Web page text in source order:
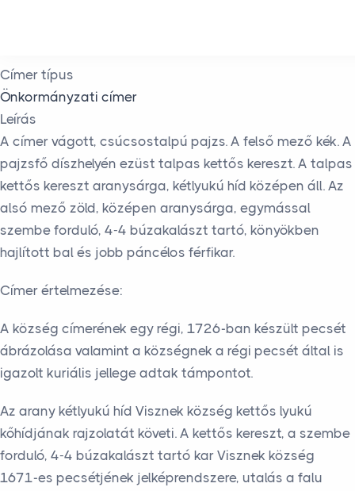
Címer típus
Önkormányzati címer
Leírás
A címer vágott, csúcsostalpú pajzs. A felső mező kék. A
pajzsfő díszhelyén ezüst talpas kettős kereszt. A talpas
kettős kereszt aranysárga, kétlyukú híd középen áll. Az
alsó mező zöld, középen aranysárga, egymással
szembe forduló, 4-4 búzakalászt tartó, könyökben
hajlított bal és jobb páncélos férfikar.
Címer értelmezése:
A község címerének egy régi, 1726-ban készült pecsét
ábrázolása valamint a községnek a régi pecsét által is
igazolt kuriális jellege adtak támpontot.
Az arany kétlyukú híd Visznek község kettős lyukú
kőhídjának rajzolatát követi. A kettős kereszt, a szembe
forduló, 4-4 búzakalászt tartó kar Visznek község
1671-es pecsétjének jelképrendszere, utalás a falu